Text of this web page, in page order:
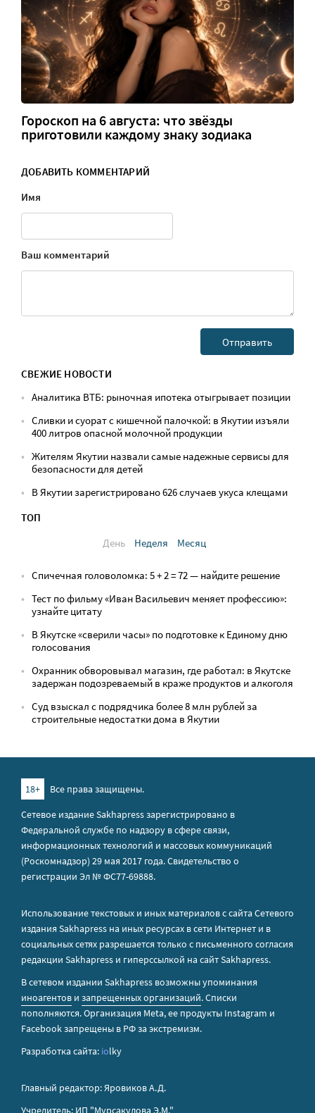
Гороскоп на 6 августа: что звёзды
приготовили каждому знаку зодиака
ДОБАВИТЬ КОММЕНТАРИЙ
Имя
Ваш комментарий
СВЕЖИЕ НОВОСТИ
Аналитика ВТБ: рыночная ипотека отыгрывает позиции
Сливки и суорат с кишечной палочкой: в Якутии изъяли
400 литров опасной молочной продукции
Жителям Якутии назвали самые надежные сервисы для
безопасности для детей
В Якутии зарегистрировано 626 случаев укуса клещами
ТОП
День
Неделя Месяц
Спичечная головоломка: 5 + 2 = 72 — найдите решение
Тест по фильму «Иван Васильевич меняет профессию»:
узнайте цитату
В Якутске «сверили часы» по подготовке к Единому дню
голосования
Охранник обворовывал магазин, где работал: в Якутске
задержан подозреваемый в краже продуктов и алкоголя
Суд взыскал с подрядчика более 8 млн рублей за
строительные недостатки дома в Якутии
18+
Все права защищены.
Сетевое издание Sakhapress зарегистрировано в
Федеральной службе по надзору в сфере связи,
информационных технологий и массовых коммуникаций
(Роскомнадзор) 29 мая 2017 года. Свидетельство о
регистрации Эл № ФС77-69888.
Использование текстовых и иных материалов с сайта Сетевого
издания Sakhapress на иных ресурсах в сети Интернет и в
социальных сетях разрешается только с письменного согласия
редакции Sakhapress и гиперссылкой на сайт Sakhapress.
В сетевом издании Sakhapress возможны упоминания
иноагентов и запрещенных организаций. Списки
пополняются. Организация Metа, ее продукты Instagram и
Facebook запрещены в РФ за экстремизм.
Разработка сайта: iolky
Главный редактор: Яровиков А.Д.
Учредитель: ИП "Мурсакулова Э.М."